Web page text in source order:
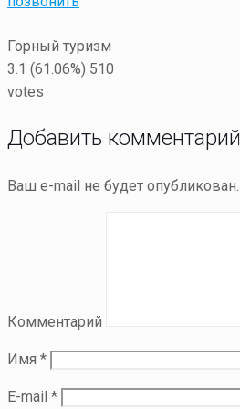
Горный туризм
3.1 (61.06%) 510
votes
Добавить комментарий
Ваш e-mail не будет опубликован.
Комментарий
Имя *
E-mail *